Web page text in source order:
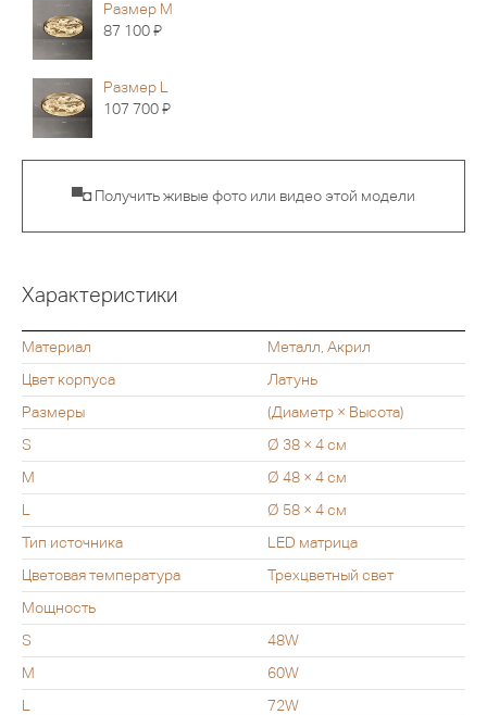
Размер M
87 100Я
Размер L
107 700Я
▀◘ Получить живые фото или видео этой модели
Характеристики
Материал
Металл, Акрил
Цвет корпуса
Латунь
Размеры
(Диаметр × Высота)
S
Ø 38 × 4 см
M
Ø 48 × 4 см
L
Ø 58 × 4 см
Тип источника
LED матрица
Цветовая температура
Трехцветный свет
Мощность
S
48W
M
60W
L
72W